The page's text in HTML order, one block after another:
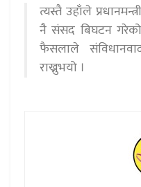
त्यस्तै उहाँले
नै संसद बिघटन
फैसलाले
राख्नुभयो ।